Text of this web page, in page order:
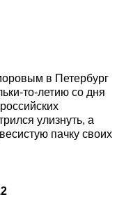
в Петербург
то-летию со дня
улизнуть, а
пачку своих